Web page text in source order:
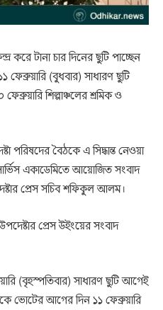
করে টানা চার দিনের ছুটি পাচ্ছেন
(বুধবার) সাধারণ ছুটি
শিল্পাঞ্চলের শ্রমিক ও
পরিষদের বৈঠকে এ সিদ্ধান্ত নেওয়া
একাডেমিতে আয়োজিত সংবাদ
প্রেস সচিব শফিকুল আলম।
(বৃহস্পতিবার) সাধারণ ছুটি আগেই
ভোটের আগের দিন ১১ ফেব্রুয়ারি